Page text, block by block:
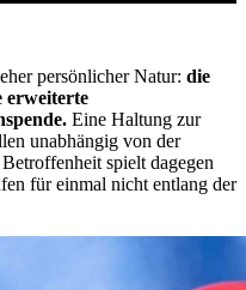
persönlicher Natur: die
erweiterte
Eine Haltung zur
unabhängig von der
spielt dagegen
für einmal nicht entlang der